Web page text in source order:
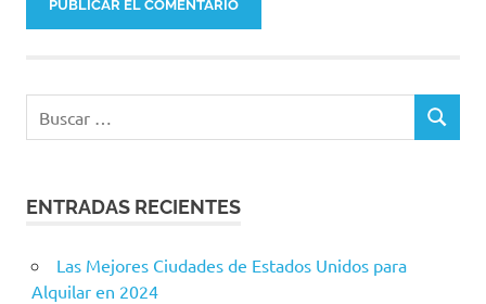
BUSCAR
ENTRADAS RECIENTES
Las Mejores Ciudades de Estados Unidos para
Alquilar en 2024